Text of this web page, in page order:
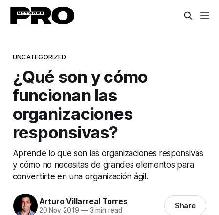
UNCATEGORIZED
¿Qué son y cómo
funcionan las
organizaciones
responsivas?
Aprende lo que son las organizaciones responsivas
y cómo no necesitas de grandes elementos para
convertirte en una organización ágil.
Arturo Villarreal Torres
20 Nov 2019 —3 min read Share